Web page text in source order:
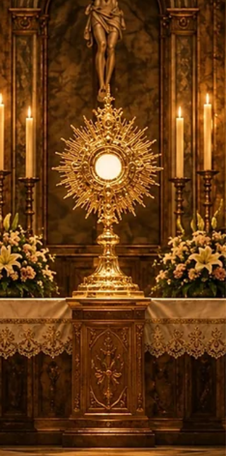
observação. Mais tarde, alguns adulto